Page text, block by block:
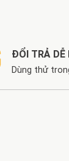
ĐỔI TRẢ DỄ
Dùng thử